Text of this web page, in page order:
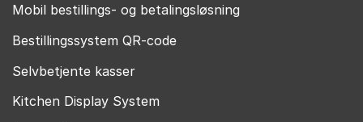
Mobil bestillings- og betalingsløsning
Bestillingssystem QR-code
Selvbetjente kasser
Kitchen Display System